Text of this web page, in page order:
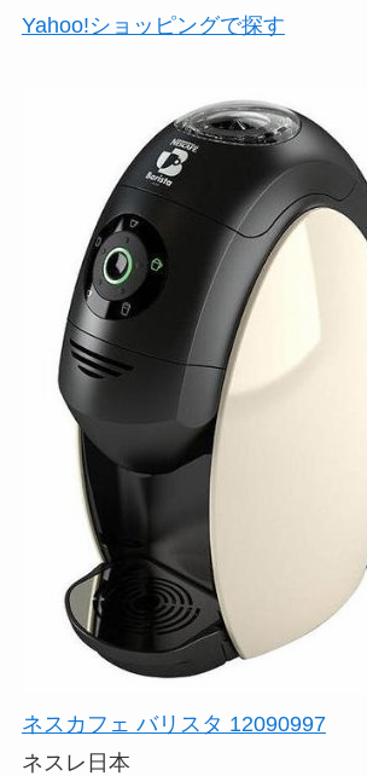
Yahoo!ショッピングで探す
ネスカフェ バリスタ 12090997
ネスレ日本